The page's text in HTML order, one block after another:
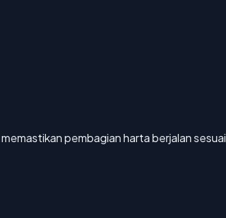
pembagian harta berjalan sesuai